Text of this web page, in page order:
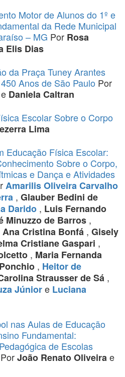
Motor de Alunos do 1º e
da Rede Municipal
– MG Por Rosa
Elis Dias
da Praça Tuney Arantes
Anos de São Paulo Por
e Daniela Caltran
Escolar Sobre o Corpo
Lima
Educação Física Escolar:
Sobre o Corpo,
e Dança e Atividades
Amarilis Oliveira Carvalho
, Glauber Bedini de
Darido , Luis Fernando
Minuzzo de Barros ,
Ana Cristina Bonfá , Gisely
Cristiane Gaspari ,
, Maria Fernanda
, Heitor de
Strausser de Sá ,
Júniore Luciana
nas Aulas de Educação
Fundamental:
de Escolas
PorJoão Renato Oliveirae